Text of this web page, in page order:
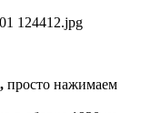
просто нажимаем